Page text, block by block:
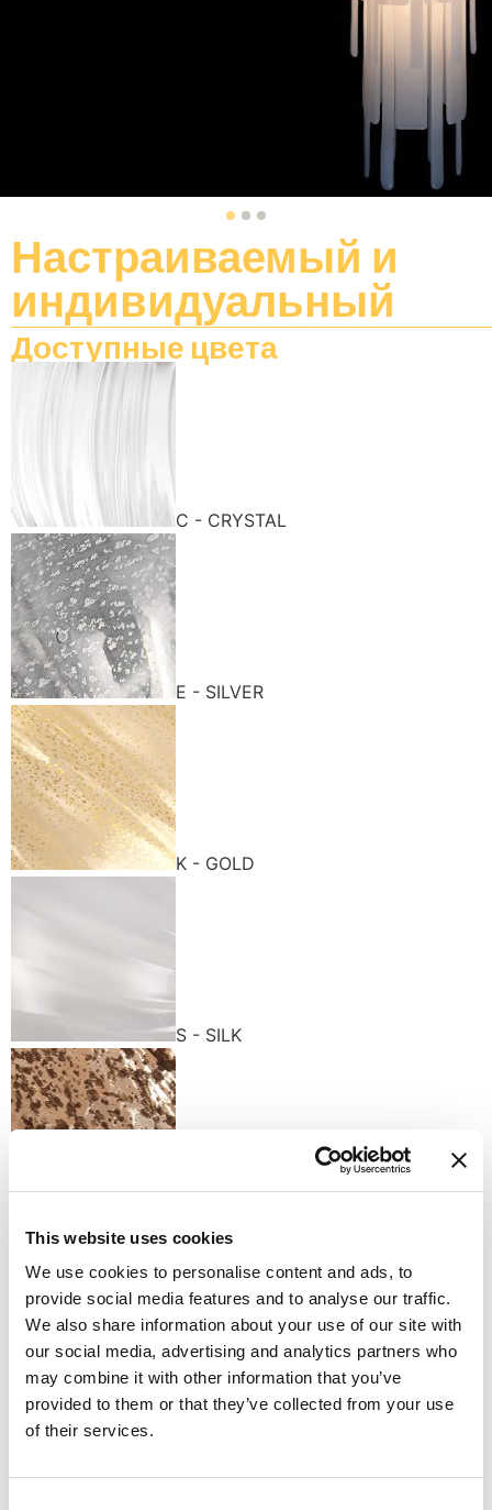
This website uses cookies
We use cookies to personalise content and ads, to
provide social media features and to analyse our traffic.
We also share information about your use of our site with
our social media, advertising and analytics partners who
may combine it with other information that you’ve
provided to them or that they’ve collected from your use
of their services.
Настраиваемый и
индивидуальный
Доступные цвета
C - CRYSTAL
E - SILVER
K - GOLD
S - SILK
Доступные варианты отделки
K - POLISHED GOLD